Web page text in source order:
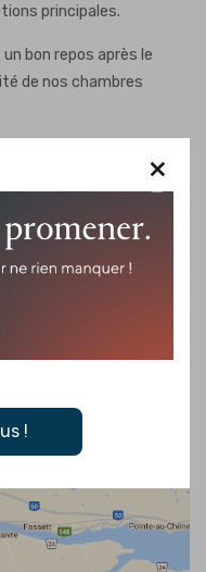
×
!
principales.
bon repos après le
de nos chambres